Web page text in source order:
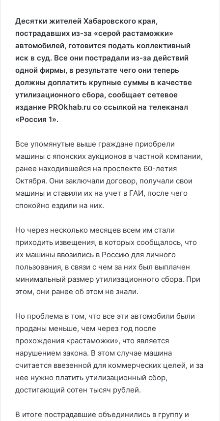
Десятки жителей Хабаровского края,
пострадавших из-за «серой растаможки»
автомобилей, готовится подать коллективный
иск в суд. Все они пострадали из-за действий
одной фирмы, в результате чего они теперь
должны доплатить крупные суммы в качестве
утилизационного сбора, сообщает сетевое
издание PROkhab.ru со ссылкой на телеканал
«Россия 1».
Все упомянутые выше граждане приобрели
машины с японских аукционов в частной компании,
ранее находившейся на проспекте 60-летия
Октября. Они заключали договор, получали свои
машины и ставили их на учет в ГАИ, после чего
спокойно ездили на них.
Но через несколько месяцев всем им стали
приходить извещения, в которых сообщалось, что
их машины ввозились в Россию для личного
пользования, в связи с чем за них был выплачен
минимальный размер утилизационного сбора. При
этом, они ранее об этом не знали.
Но проблема в том, что все эти автомобили были
проданы меньше, чем через год после
прохождения «растаможки», что является
нарушением закона. В этом случае машина
считается ввезенной для коммерческих целей, и за
нее нужно платить утилизационный сбор,
достигающий сотен тысяч рублей.
В итоге пострадавшие объединились в группу и